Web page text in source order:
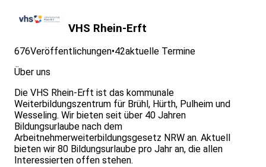
VHS Rhein-Erft
676Veröffentlichungen•42aktuelle Termine
Über uns
Die VHS Rhein-Erft ist das kommunale
Weiterbildungszentrum für Brühl, Hürth, Pulheim und
Wesseling. Wir bieten seit über 40 Jahren
Bildungsurlaube nach dem
Arbeitnehmerweiterbildungsgesetz NRW an. Aktuell
bieten wir 80 Bildungsurlaube pro Jahr an, die allen
Interessierten offen stehen.